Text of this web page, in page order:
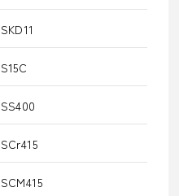
SKD11
S15C
SS400
SCr415
SCM415